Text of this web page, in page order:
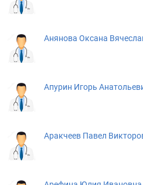
Анянова Оксана
Апурин Игорь
Аракчеев Павел